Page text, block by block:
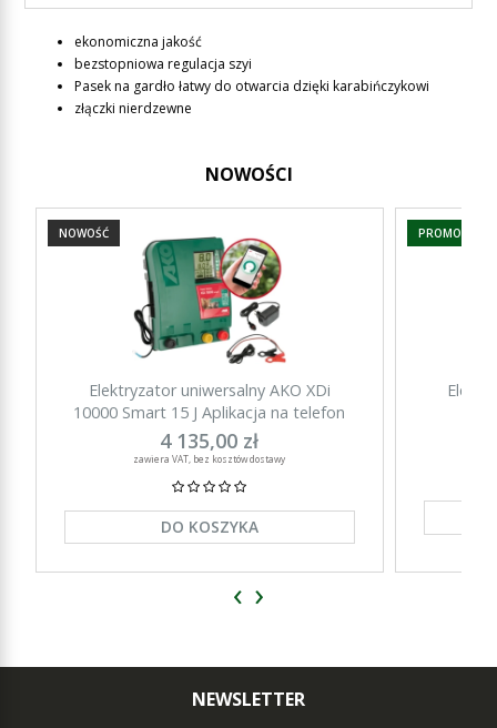
ekonomiczna jakość
bezstopniowa regulacja szyi
Pasek na gardło łatwy do otwarcia dzięki karabińczykowi
złączki nierdzewne
NOWOŚCI
Elektryzator uniwersalny AKO XDi
10000 Smart 15 J Aplikacja na telefon
4 135,00 zł
zawiera VAT, bez kosztów dostawy
DO KOSZYKA
NOWOŚĆ PROMOCJA
‹ ›
NEWSLETTER